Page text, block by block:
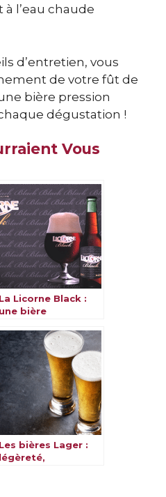
l’eau chaude
d’entretien, vous
de votre fût de
bière pression
dégustation !
Vous
La Licorne Black :
une bière
Les bières Lager :
légèreté,